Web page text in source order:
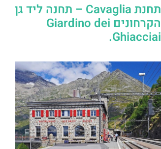
תחנת Cavaglia – תחנה ליד גן
הקרחונים Giardino dei
Ghiacciai.